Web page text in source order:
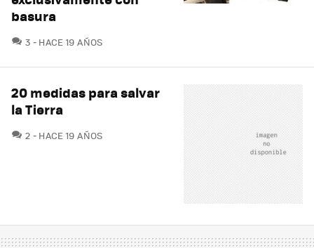
basura
3 COMENTARIOS
HACE 19 AÑOS
20 medidas para salvar
la Tierra
2 COMENTARIOS
HACE 19 AÑOS